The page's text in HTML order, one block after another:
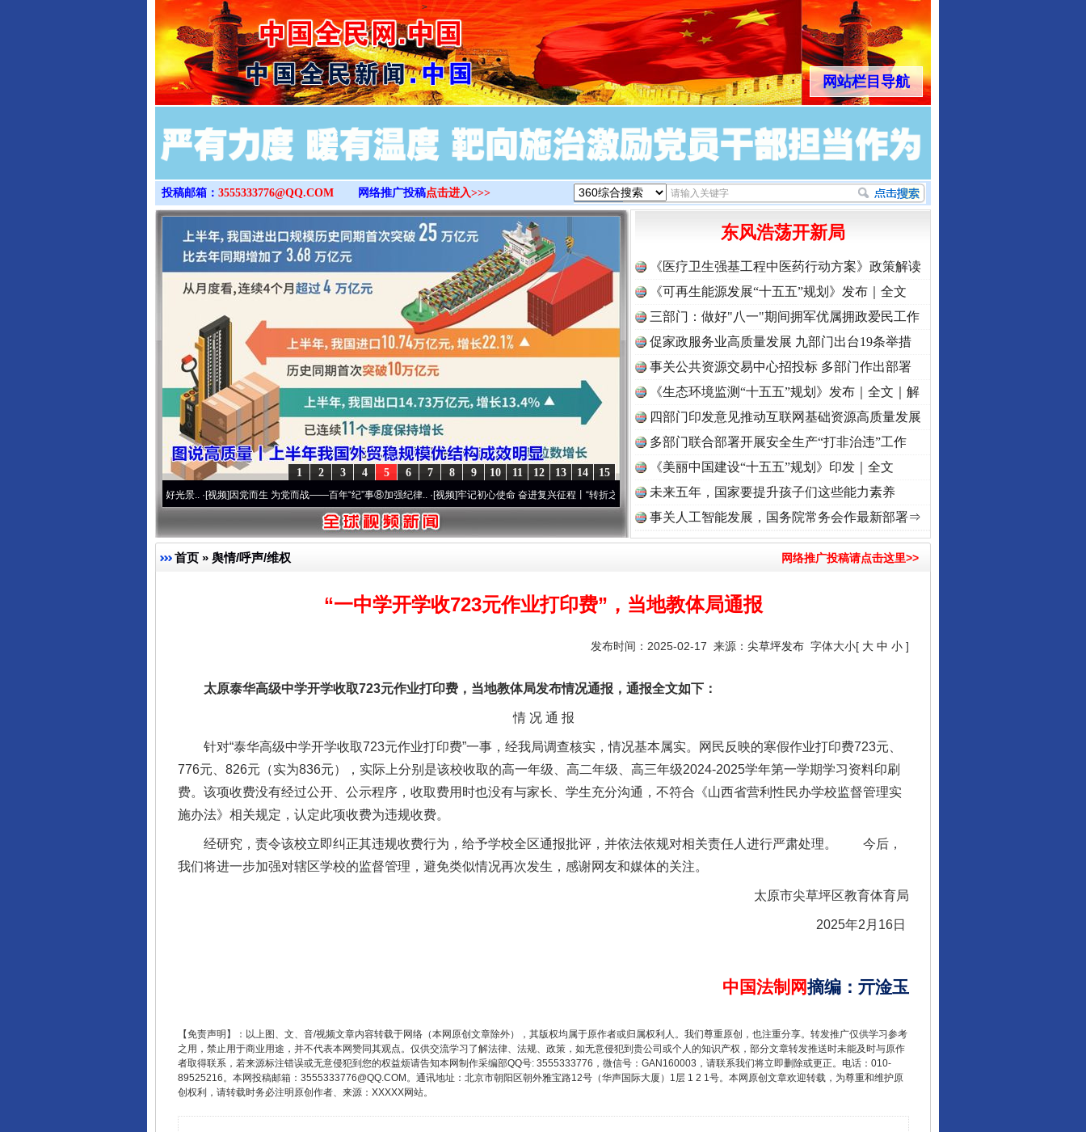
>
网站栏目导航
投稿邮箱： 3555333776@QQ.COM 网络推广投稿点击进入>>>
15
14
13
12
11
10
9
8
7
6
5
4
3
2
1
·[视频]因党而生 为党而战——百年“纪”事⑧加强纪律..·[视频]牢记初心使命 奋进复兴征程丨“转折之城”激荡..·[视频]牢记初心使命 奋进复兴征程丨红船起航处 潮起..·[视频] 一首歌的时间，读懂乐至的“诗与远方”
东风浩荡开新局
《医疗卫生强基工程中医药行动方案》政策解读
《可再生能源发展“十五五”规划》发布｜全文
三部门：做好"八一"期间拥军优属拥政爱民工作
促家政服务业高质量发展 九部门出台19条举措
事关公共资源交易中心招投标 多部门作出部署
《生态环境监测“十五五”规划》发布｜全文｜解
读
四部门印发意见推动互联网基础资源高质量发展
多部门联合部署开展安全生产“打非治违”工作
《美丽中国建设“十五五”规划》印发｜全文
未来五年，国家要提升孩子们这些能力素养
事关人工智能发展，国务院常务会作最新部署⇒
首页 » 舆情/呼声/维权 网络推广投稿请点击这里>>
“一中学开学收723元作业打印费”，当地教体局通报
发布时间：2025-02-17 来源： 尖草坪发布 字体大小[ 大 中 小 ]
太原泰华高级中学开学收取723元作业打印费，当地教体局发布情况通报，通报全文如下：
情 况 通 报
针对“泰华高级中学开学收取723元作业打印费”一事，经我局调查核实，情况基本属实。网民反映的寒假作业打印费723元、
776元、826元（实为836元），实际上分别是该校收取的高一年级、高二年级、高三年级2024-2025学年第一学期学习资料印刷
费。该项收费没有经过公开、公示程序，收取费用时也没有与家长、学生充分沟通，不符合《山西省营利性民办学校监督管理实
施办法》相关规定，认定此项收费为违规收费。
经研究，责令该校立即纠正其违规收费行为，给予学校全区通报批评，并依法依规对相关责任人进行严肃处理。 今后，
我们将进一步加强对辖区学校的监督管理，避免类似情况再次发生，感谢网友和媒体的关注。
太原市尖草坪区教育体育局
2025年2月16日
中国法制网摘编 ： 亓淦玉
【免责声明】：以上图、文、音/视频文章内容转载于网络（本网原创文章除外），其版权均属于原作者或归属权利人。我们尊重原创，也注重分享。转发推广仅供学习参考
之用，禁止用于商业用途，并不代表本网赞同其观点。仅供交流学习了解法律、法规、政策，如无意侵犯到贵公司或个人的知识产权，部分文章转发推送时未能及时与原作
者取得联系，若来源标注错误或无意侵犯到您的权益烦请告知本网制作采编部QQ号: 3555333776，微信号：GAN160003，请联系我们将立即删除或更正。电话：010-
89525216。本网投稿邮箱：3555333776@QQ.COM。通讯地址：北京市朝阳区朝外雅宝路12号（华声国际大厦）1层 1 2 1号。本网原创文章欢迎转载，为尊重和维护原
创权利，请转载时务必注明原创作者、来源：XXXXX网站。